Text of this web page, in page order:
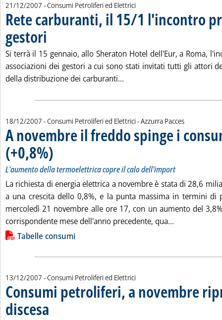
21/12/2007 - Consumi Petroliferi ed Elettrici
Rete carburanti, il 15/1 l'incontro
gestori
Si terrà il 15 gennaio, allo Sheraton Hotel dell'Eur, a Roma,
associazioni dei gestori a cui sono stati invitati tutti gli attori
della distribuzione dei carburanti...
18/12/2007 - Consumi Petroliferi ed Elettrici -di:
Azzurra Pacces
A novembre il freddo spinge i
(+0,8%) . Sottotitolo: L'aumento della termoelettrica copre il calo dell'import
. Pubblicata martedì 18 dicembre 2007 alle 16.40.
L'aumento della termoelettrica copre il calo dell'import
La richiesta di energia elettrica a novembre è stata di 28,6
a una crescita dello 0,8%, e la punta massima in termini di
mercoledì 21 novembre alle ore 17, con un aumento del
corrispondente mese dell'anno precedente, qua...
Lista allegati PDF alla notizia
Tabelle consumi
13/12/2007 - Consumi Petroliferi ed Elettrici
Consumi petroliferi, a novembre
discesa . Pubblicata giovedì 13 dicembre 2007 alle 18.26.